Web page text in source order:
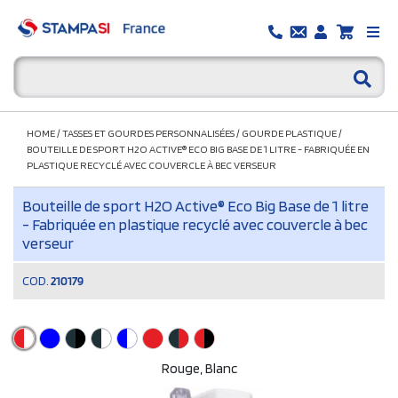
HOME/TASSES ET GOURDES PERSONNALISÉES/ GOURDE PLASTIQUE/
BOUTEILLE DE SPORT H2O ACTIVE® ECO BIG BASE DE 1 LITRE - FABRIQUÉE EN
PLASTIQUE RECYCLÉ AVEC COUVERCLE À BEC VERSEUR
Bouteille de sport H2O Active® Eco Big Base de 1 litre
- Fabriquée en plastique recyclé avec couvercle à bec
verseur
COD. 210179
Rouge, Blanc